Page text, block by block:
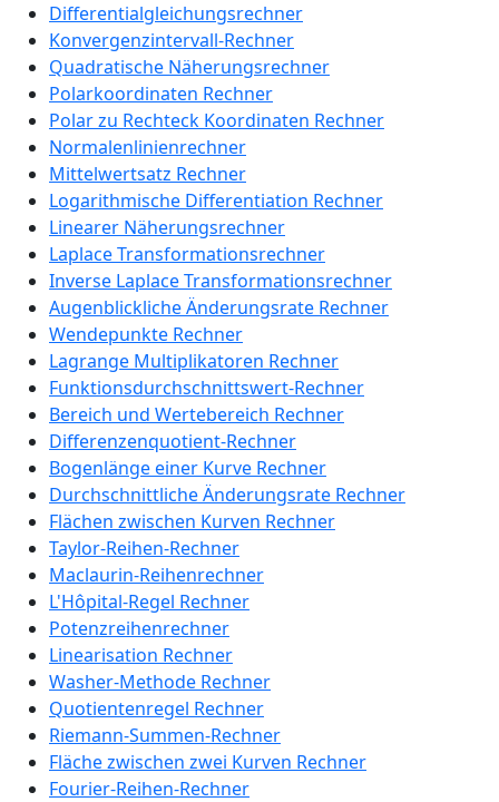
Differentialgleichungsrechner
Konvergenzintervall-Rechner
Quadratische Näherungsrechner
Polarkoordinaten Rechner
Polar zu Rechteck Koordinaten Rechner
Normalenlinienrechner
Mittelwertsatz Rechner
Logarithmische Differentiation Rechner
Linearer Näherungsrechner
Laplace Transformationsrechner
Inverse Laplace Transformationsrechner
Augenblickliche Änderungsrate Rechner
Wendepunkte Rechner
Lagrange Multiplikatoren Rechner
Funktionsdurchschnittswert-Rechner
Bereich und Wertebereich Rechner
Differenzenquotient-Rechner
Bogenlänge einer Kurve Rechner
Durchschnittliche Änderungsrate Rechner
Flächen zwischen Kurven Rechner
Taylor-Reihen-Rechner
Maclaurin-Reihenrechner
L'Hôpital-Regel Rechner
Potenzreihenrechner
Linearisation Rechner
Washer-Methode Rechner
Quotientenregel Rechner
Riemann-Summen-Rechner
Fläche zwischen zwei Kurven Rechner
Fourier-Reihen-Rechner